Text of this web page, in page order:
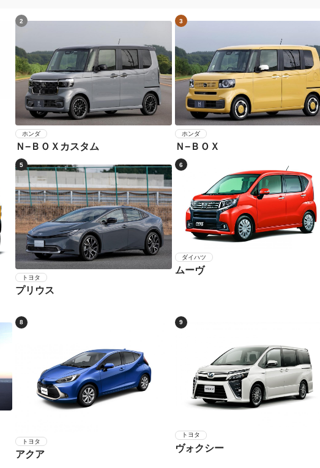
2
ホンダ
Ｎ−ＢＯＸカスタム
3
ホンダ
Ｎ−ＢＯＸ
5
トヨタ
プリウス
6
ダイハツ
ムーヴ
8
トヨタ
アクア
9
トヨタ
ヴォクシー